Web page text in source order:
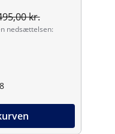
kr.
nedsættelsen: